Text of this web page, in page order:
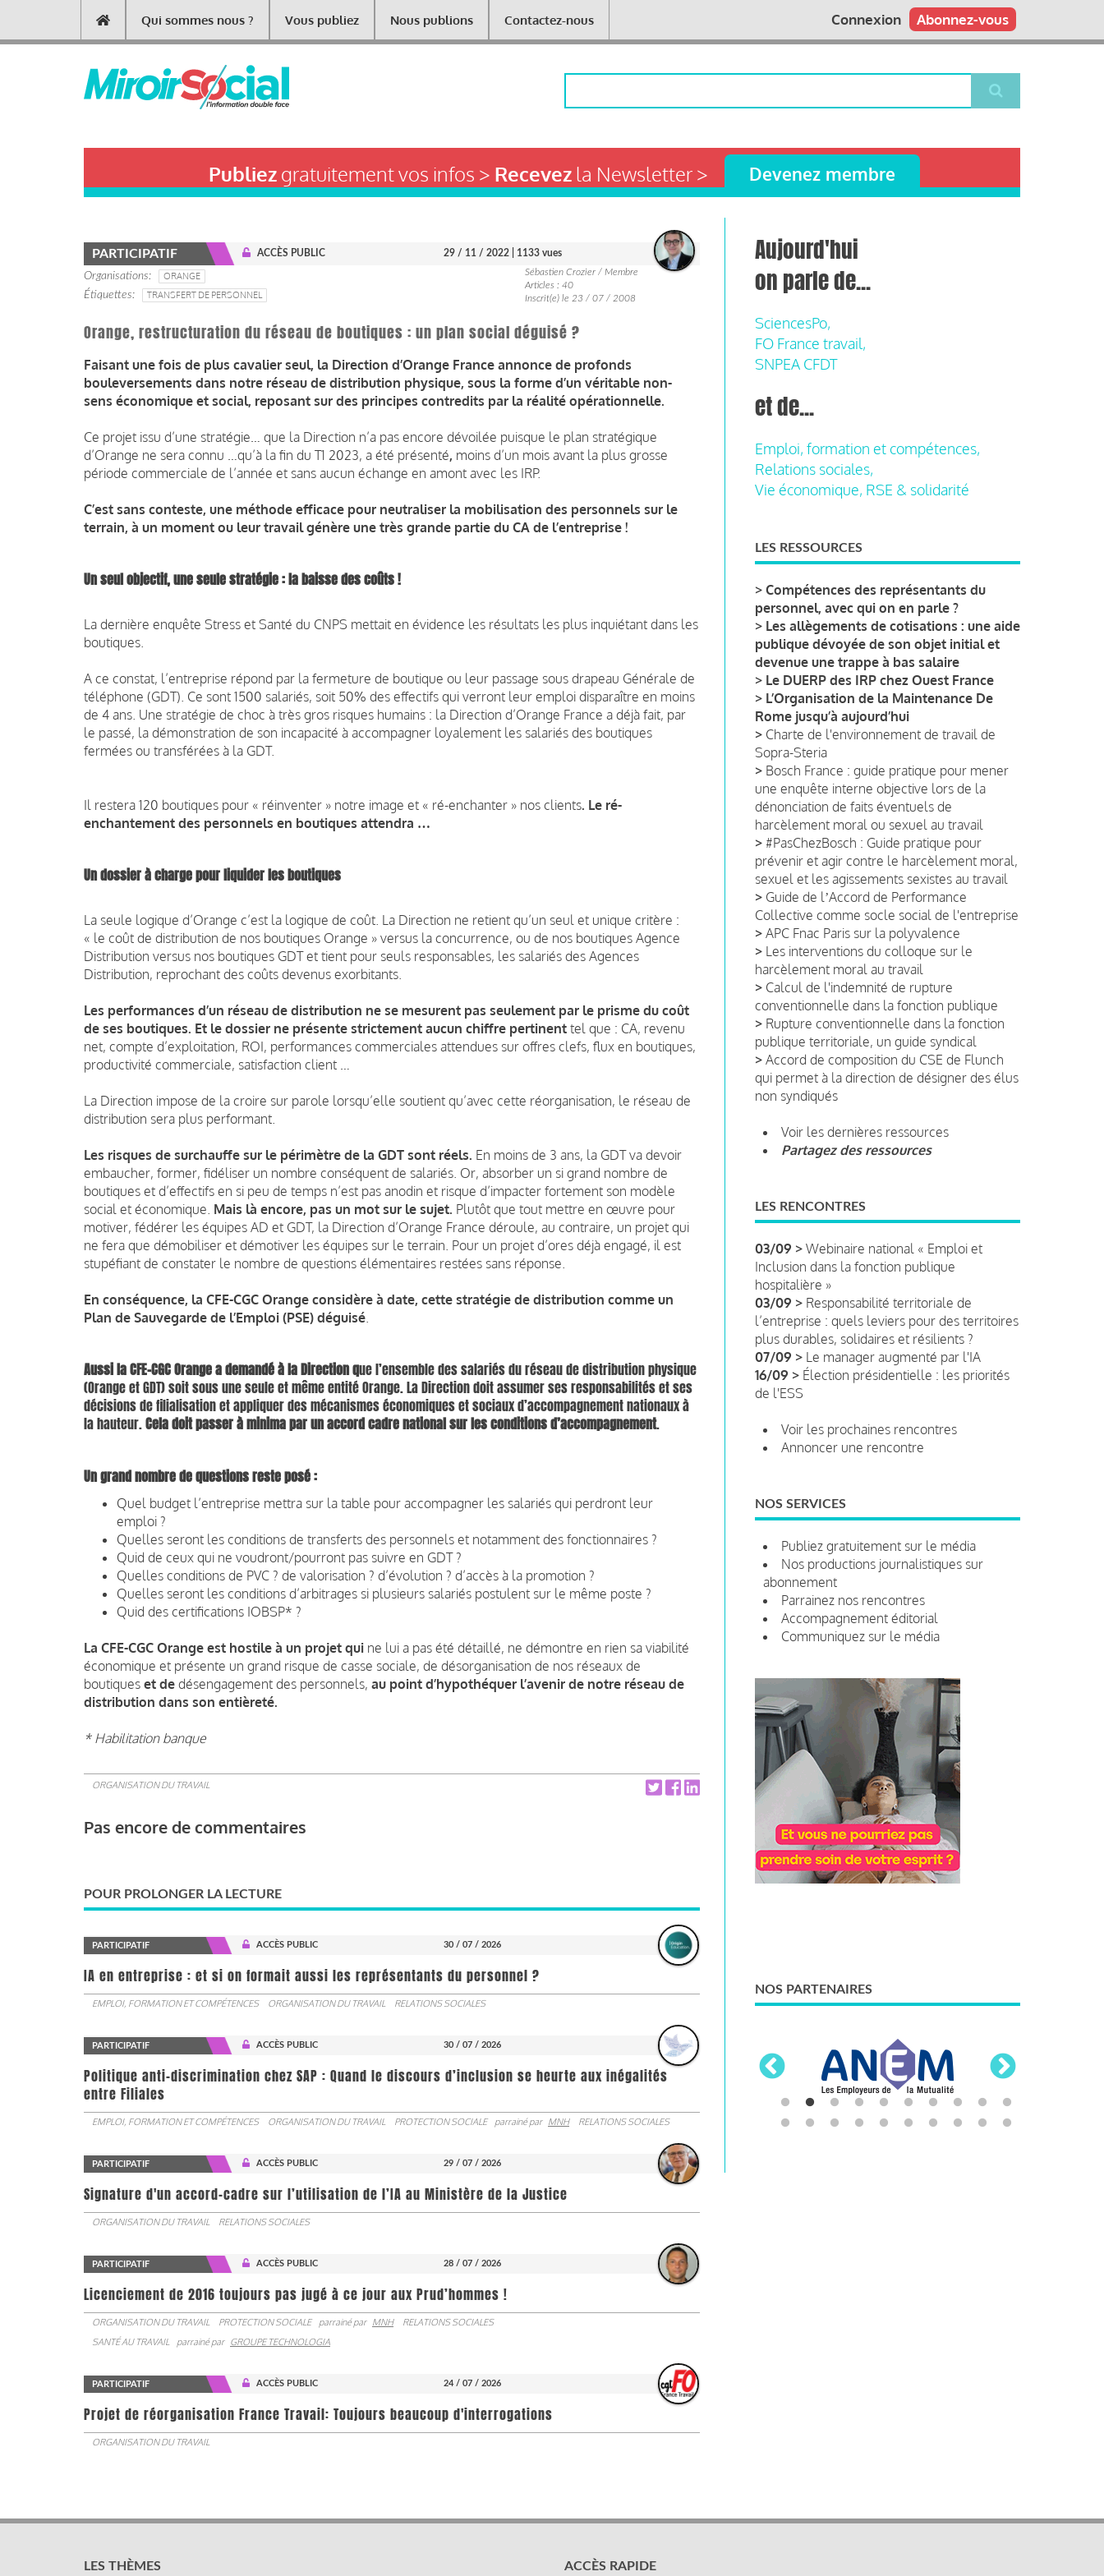
contenu
Main
navigation
Qui sommes nous ? Vous publiez Nous publions Contactez-nous Abonnez-vous
Connexion
Publiezgratuitement vos infos > Recevezla Newsletter > Devenez membre
PARTICIPATIF ACCÈS PUBLIC 29 / 11 / 2022 | 1133 vues
Organisations
ORANGE
Étiquettes
TRANSFERT DE PERSONNEL
Sébastien Crozier / Membre
Articles : 40
Inscrit(e) le 23 / 07 / 2008
Orange, restructuration du réseau de boutiques : un plan social déguisé ?
Faisant une fois de plus cavalier seul, la Direction d’Orange France annonce de profonds
bouleversements dans notre réseau de distribution physique, sous la forme d’un véritable non-
sens économique et social, reposant sur des principes contredits par la réalité opérationnelle.
Ce projet issu d’une stratégie… que la Direction n’a pas encore dévoilée puisque le plan stratégique
d’Orange ne sera connu …qu’à la fin du T1 2023, a été présenté, moins d’un mois avant la plus grosse
période commerciale de l’année et sans aucun échange en amont avec les IRP.
C’est sans conteste, une méthode efficace pour neutraliser la mobilisation des personnels sur le
terrain, à un moment ou leur travail génère une très grande partie du CA de l’entreprise !
Un seul objectif, une seule stratégie : la baisse des coûts !
La dernière enquête Stress et Santé du CNPS mettait en évidence les résultats les plus inquiétant dans les
boutiques.
A ce constat, l’entreprise répond par la fermeture de boutique ou leur passage sous drapeau Générale de
téléphone (GDT). Ce sont 1500 salariés, soit 50% des effectifs qui verront leur emploi disparaître en moins
de 4 ans. Une stratégie de choc à très gros risques humains : la Direction d’Orange France a déjà fait, par
le passé, la démonstration de son incapacité à accompagner loyalement les salariés des boutiques
fermées ou transférées à la GDT.
Il restera 120 boutiques pour « réinventer » notre image et « ré-enchanter » nos clients. Le ré-
enchantement des personnels en boutiques attendra …
Un dossier à charge pour liquider les boutiques
La seule logique d’Orange c’est la logique de coût. La Direction ne retient qu’un seul et unique critère :
« le coût de distribution de nos boutiques Orange » versus la concurrence, ou de nos boutiques Agence
Distribution versus nos boutiques GDT et tient pour seuls responsables, les salariés des Agences
Distribution, reprochant des coûts devenus exorbitants.
Les performances d’un réseau de distribution ne se mesurent pas seulement par le prisme du coût
de ses boutiques. Et le dossier ne présente strictement aucun chiffre pertinent tel que : CA, revenu
net, compte d’exploitation, ROI, performances commerciales attendues sur offres clefs, flux en boutiques,
productivité commerciale, satisfaction client …
La Direction impose de la croire sur parole lorsqu’elle soutient qu’avec cette réorganisation, le réseau de
distribution sera plus performant.
Les risques de surchauffe sur le périmètre de la GDT sont réels. En moins de 3 ans, la GDT va devoir
embaucher, former, fidéliser un nombre conséquent de salariés. Or, absorber un si grand nombre de
boutiques et d’effectifs en si peu de temps n’est pas anodin et risque d’impacter fortement son modèle
social et économique. Mais là encore, pas un mot sur le sujet. Plutôt que tout mettre en œuvre pour
motiver, fédérer les équipes AD et GDT, la Direction d’Orange France déroule, au contraire, un projet qui
ne fera que démobiliser et démotiver les équipes sur le terrain. Pour un projet d’ores déjà engagé, il est
stupéfiant de constater le nombre de questions élémentaires restées sans réponse.
En conséquence, la CFE-CGC Orange considère à date, cette stratégie de distribution comme un
Plan de Sauvegarde de l’Emploi (PSE) déguisé
Aussi la CFE-CGC Orange a demandé à la Direction que l’ensemble des salariés du réseau de distribution physique
(Orange et GDT) soit sous une seule et même entité Orange. La Direction doit assumer ses responsabilités et ses
décisions de filialisation et appliquer des mécanismes économiques et sociaux d’accompagnement nationaux à
la hauteur.Cela doit passer à minima par un accord cadre national sur les conditions d’accompagnement.
Un grand nombre de questions reste posé :
Quel budget l’entreprise mettra sur la table pour accompagner les salariés qui perdront leur
emploi ?
Quelles seront les conditions de transferts des personnels et notamment des fonctionnaires ?
Quid de ceux qui ne voudront/pourront pas suivre en GDT ?
Quelles conditions de PVC ? de valorisation ? d’évolution ? d’accès à la promotion ?
Quelles seront les conditions d’arbitrages si plusieurs salariés postulent sur le même poste ?
Quid des certifications IOBSP* ?
La CFE-CGC Orange est hostile à un projet qui ne lui a pas été détaillé, ne démontre en rien sa viabilité
économique et présente un grand risque de casse sociale, de désorganisation de nos réseaux de
boutiques et de désengagement des personnels, au point d’hypothéquer l’avenir de notre réseau de
distribution dans son entièreté.
* Habilitation banque
ORGANISATION DU TRAVAIL
Pas encore de commentaires
POUR PROLONGER LA LECTURE
PARTICIPATIF ACCÈS PUBLIC 30 / 07 / 2026
IA en entreprise : et si on formait aussi les représentants du personnel ?
EMPLOI, FORMATION ET COMPÉTENCES ORGANISATION DU TRAVAIL RELATIONS SOCIALES
PARTICIPATIF ACCÈS PUBLIC 30 / 07 / 2026
Politique anti-discrimination chez SAP : Quand le discours d’inclusion se heurte aux inégalités
entre Filiales
EMPLOI, FORMATION ET COMPÉTENCES ORGANISATION DU TRAVAIL PROTECTION SOCIALE parrainé par MNH RELATIONS SOCIALES
PARTICIPATIF ACCÈS PUBLIC 29 / 07 / 2026
Signature d'un accord-cadre sur l’utilisation de l’IA au Ministère de la Justice
ORGANISATION DU TRAVAIL RELATIONS SOCIALES
PARTICIPATIF ACCÈS PUBLIC 28 / 07 / 2026
Licenciement de 2016 toujours pas jugé à ce jour aux Prud’hommes !
ORGANISATION DU TRAVAIL PROTECTION SOCIALE parrainé par MNH
RELATIONS SOCIALES
SANTÉ AU TRAVAIL
parrainé par GROUPE TECHNOLOGIA
PARTICIPATIF ACCÈS PUBLIC 24 / 07 / 2026
Projet de réorganisation France Travail: Toujours beaucoup d'interrogations
ORGANISATION DU TRAVAIL
Aujourd'hui
on parle de...
SciencesPo,
FO France travail,
SNPEA CFDT
et de...
Emploi, formation et compétences,
Relations sociales,
Vie économique, RSE & solidarité
LES RESSOURCES
> Compétences des représentants du
personnel, avec qui on en parle ?
> Les allègements de cotisations : une aide
publique dévoyée de son objet initial et
devenue une trappe à bas salaire
> Le DUERP des IRP chez Ouest France
> L’Organisation de la Maintenance De
Rome jusqu’à aujourd’hui
> Charte de l'environnement de travail de
Sopra-Steria
> Bosch France : guide pratique pour mener
une enquête interne objective lors de la
dénonciation de faits éventuels de
harcèlement moral ou sexuel au travail
> #PasChezBosch : Guide pratique pour
prévenir et agir contre le harcèlement moral,
sexuel et les agissements sexistes au travail
> Guide de lʼAccord de Performance
Collective comme socle social de l'entreprise
> APC Fnac Paris sur la polyvalence
> Les interventions du colloque sur le
harcèlement moral au travail
> Calcul de l'indemnité de rupture
conventionnelle dans la fonction publique
> Rupture conventionnelle dans la fonction
publique territoriale, un guide syndical
> Accord de composition du CSE de Flunch
qui permet à la direction de désigner des élus
non syndiqués
Voir les dernières ressources
Partagez des ressources
LES RENCONTRES
03/09 > Webinaire national « Emploi et
Inclusion dans la fonction publique
hospitalière »
03/09 > Responsabilité territoriale de
l’entreprise : quels leviers pour des territoires
plus durables, solidaires et résilients ?
07/09 > Le manager augmenté par l'IA
16/09 > Élection présidentielle : les priorités
de l'ESS
Voir les prochaines rencontres
Annoncer une rencontre
NOS SERVICES
Publiez gratuitement sur le média
Nos productions journalistiques sur
abonnement
Parrainez nos rencontres
Accompagnement éditorial
Communiquez sur le média
NOS PARTENAIRES
LES THÈMES ACCÈS RAPIDE